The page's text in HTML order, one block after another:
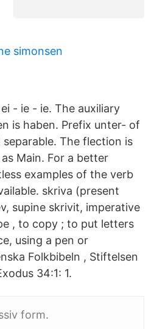
simonsen
- ie - ie. The auxiliary
is haben. Prefix unter- of
The flection is
Main. For a better
examples of the verb
skriva (present
supine skrivit, imperative
, to copy ; to put letters
using a pen or
Folkbibeln , Stiftelsen
34:1: 1.
form.